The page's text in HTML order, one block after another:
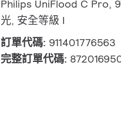
Philips UniFlood C Pro,
光, 安全等級 I
訂單代碼: 911401776563
完整訂單代碼: